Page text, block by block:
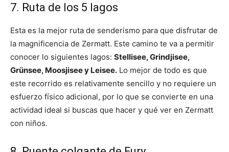
7. Ruta de los 5 lagos
Esta es la mejor ruta de senderismo para que disfrutar de
la magnificencia de Zermatt. Este camino te va a permitir
conocer lo siguientes lagos: Stellisee, Grindjisee,
Grünsee, Moosjisee y Leisee. Lo mejor de todo es que
este recorrido es relativamente sencillo y no requiere un
esfuerzo físico adicional, por lo que se convierte en una
actividad ideal si buscas que hacer y qué ver en Zermatt
con niños.